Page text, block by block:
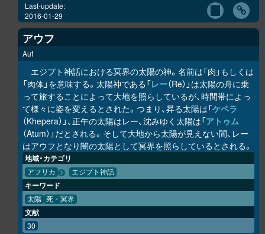
Last-update:
2016-01-29
アウフ
Auf
エジプト神話における冥界の太陽の神。名前は「肉」もしくは
「肉体」を意味する。太陽神である「レー（Re）」は太陽の舟に乗
って旅することによって大地を照らしているが、時間帯によっ
て様々に姿を変えるとされた。つまり、昇る太陽は「ケペラ
（Khepera）」、正午の太陽はレー、沈みゆく太陽は「アトゥム
（Atum）」だとされる。そして大地から太陽が見えない間、レー
はアウフとなり闇の太陽として冥界を照らしているとされる。
地域・カテゴリ
アフリカ エジプト神話
キーワード
太陽 死・冥界
文献
30